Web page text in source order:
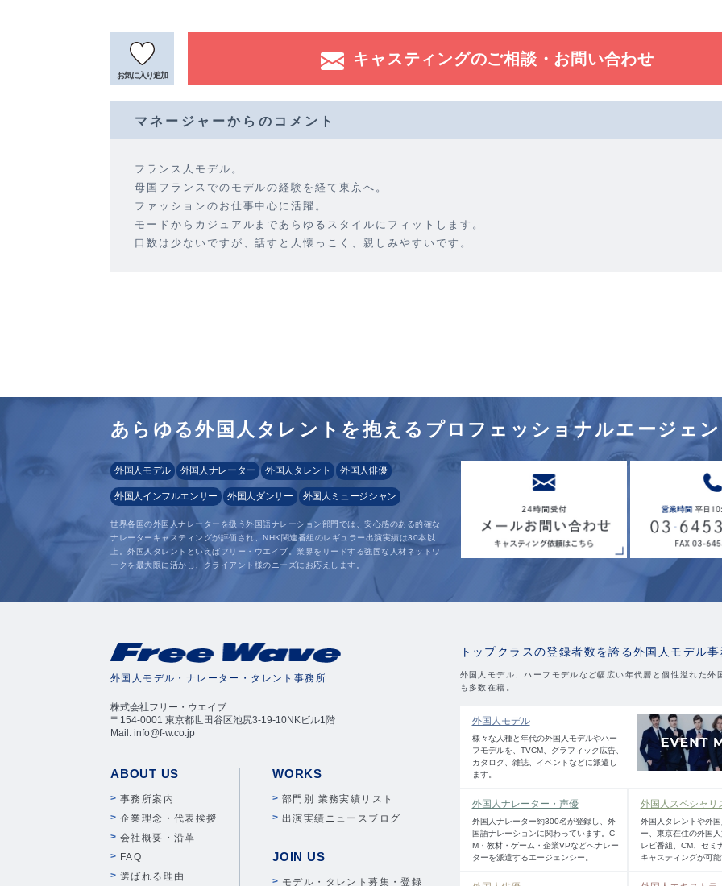
お気に入り追加
キャスティングのご相談・お問い合わせ
マネージャーからのコメント
フランス人モデル。
母国フランスでのモデルの経験を経て東京へ。
ファッションのお仕事中心に活躍。
モードからカジュアルまであらゆるスタイルにフィットします。
口数は少ないですが、話すと人懐っこく、親しみやすいです。
あらゆる外国人タレントを抱えるプロフェッショナルエージェ
外国人モデル 外国人ナレーター 外国人タレント 外国人俳優
外国人インフルエンサー 外国人ダンサー 外国人ミュージシャン
世界各国の外国人ナレーターを扱う外国語ナレーション部門では、安心感のある的確な
ナレーターキャスティングが評価され、NHK関連番組のレギュラー出演実績は30本以
上。外国人タレントといえばフリー・ウエイブ。業界をリードする強固な人材ネットワ
ークを最大限に活かし、クライアント様のニーズにお応えします。
外国人モデル・ナレーター・タレント事務所
株式会社フリー・ウエイブ
〒154-0001 東京都世田谷区池尻3-19-10NKビル1階
Mail: info@f-w.co.jp
ABOUT US
事務所案内
企業理念・代表挨拶
会社概要・沿革
FAQ
選ばれる理由
WORKS
部門別 業務実績リスト
出演実績ニュースブログ
JOIN US
モデル・タレント募集・登録
トップクラスの登録者数を誇る外国人モデル
外国人モデル、ハーフモデルなど幅広い年代層と個性溢れた外
も多数在籍。
外国人モデル
様々な人種と年代の外国人モデルやハー
フモデルを、TVCM、グラフィック広告、
カタログ、雑誌、イベントなどに派遣し
ます。
外国人ナレーター・声優
外国人ナレーター約300名が登録し、外
国語ナレーションに関わっています。C
M・教材・ゲーム・企業VPなどへナレー
ターを派遣するエージェンシー。
外国人スペシャリ
外国人タレントや外
ー、東京在住の外国
レビ番組、CM、セミ
キャスティングが可